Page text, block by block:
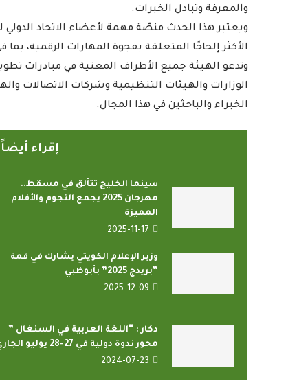
والمعرفة وتبادل الخبرات.
ويعتبر هذا الحدث منصّة مهمة لأعضاء الاتحاد
الأكثر إلحاحًا المتعلقة بفجوة المهارات الرقمية،
وتدعو الهيئة جميع الأطراف المعنية في مبادرات
الوزارات والهيئات التنظيمية وشركات الاتصالات
الخبراء والباحثين في هذا المجال.
إقراء
سينما الخليج تتألق في مسقط..
مهرجان 2025 يجمع النجوم والأفلام
المميزة
2025-11-17
وزير الإعلام الكويتي يشارك في قمة
“بريدج 2025” بأبوظبي
2025-12-09
دكار : “اللغة العربية في السنغال ”
محور ندوة دولية في 27-28 يوليو الجاري
2024-07-23